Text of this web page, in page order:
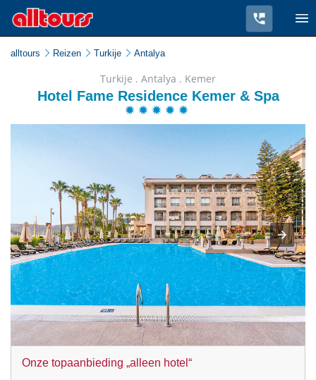
alltours Reizen Turkije Antalya
Turkije . Antalya . Kemer
Hotel Fame Residence Kemer & Spa
Onze topaanbieding „alleen hotel“